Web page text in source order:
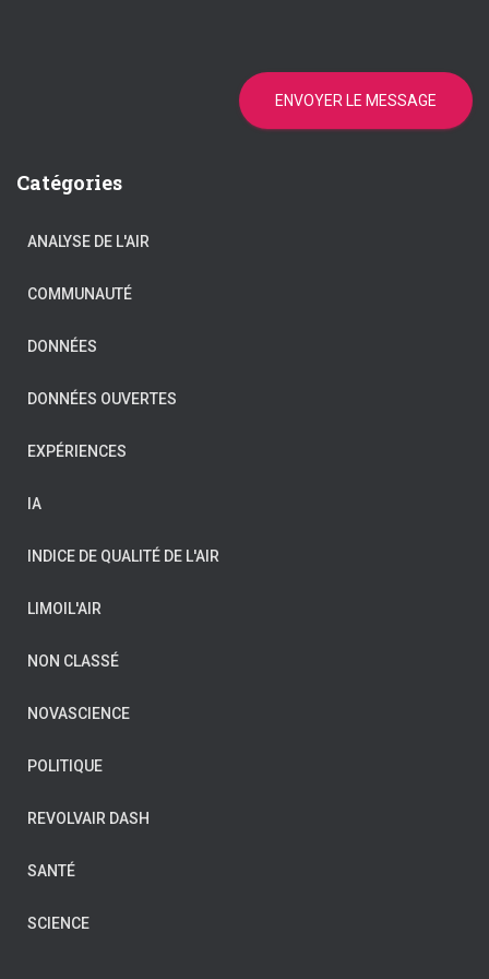
ENVOYER LE MESSAGE
Catégories
ANALYSE DE L'AIR
COMMUNAUTÉ
DONNÉES
DONNÉES OUVERTES
EXPÉRIENCES
IA
INDICE DE QUALITÉ DE L'AIR
LIMOIL'AIR
NON CLASSÉ
NOVASCIENCE
POLITIQUE
REVOLVAIR DASH
SANTÉ
SCIENCE